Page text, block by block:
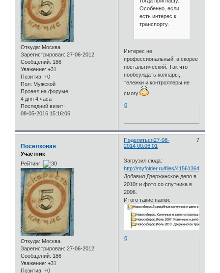
Откуда: Москва
Зарегистрирован: 27-06-2012
Сообщений: 186
Уважение: +31
Позитив: +0
Пол: Мужской
Провел на форуме:
4 дня 4 часа
Последний визит:
08-05-2016 15:16:06
Особенно, если
есть интерес к
транспорту.
Интерес не
профессиональный, а скорее
ностальгический. Так что
пообсуждать колпары,
тележки и контроллеры не
смогу.
0
Поделиться 7
27-08-
2014 00:06:01
Поселковая
Участник
Рейтинг:
Откуда: Москва
Зарегистрирован: 27-06-2012
Сообщений: 186
Уважение: +31
Позитив: +0
Загрузил сюда:
http://myfolder.ru/files/41561364
Добавил Дзержинское депо в
2010г и фото со спутника в
2006.
Итого такие папки:
0